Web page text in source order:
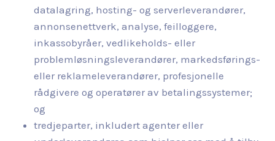
datalagring, hosting- og serverleverandører,
annonsenettverk, analyse, feilloggere,
inkassobyråer, vedlikeholds- eller
problemløsningsleverandører, markedsførings-
eller reklameleverandører, profesjonelle
rådgivere og operatører av betalingssystemer;
og
tredjeparter, inkludert agenter eller